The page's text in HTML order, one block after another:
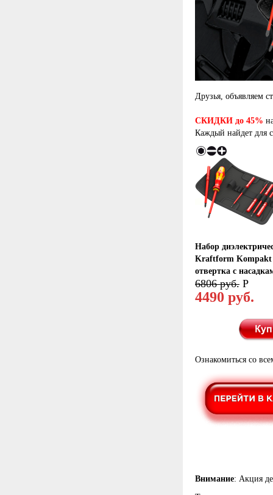
Друзья, объявляем
СКИДКИ до 45%
Каждый найдет для
Набор
Kraftform Kompakt
отвертка с
6806 руб. Р
4490 руб.
Ознакомиться со
Внимание: Акция